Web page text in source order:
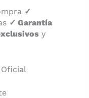
✓
✓ Garantía
y